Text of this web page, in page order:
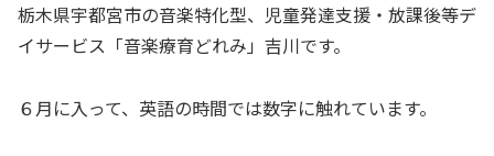
栃木県宇都宮市の音楽特化型、児童発達支援・放課後等デ
イサービス「音楽療育どれみ」吉川です。
６月に入って、英語の時間では数字に触れています。